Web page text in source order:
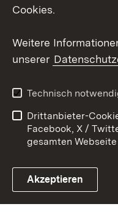
Link zum Landesportal
Barrierefreiheit
Impressum
Cookies.
Weitere
unserer
Technisch
Drittanbieter-
Facebook, X /
gesamten
Akzeptieren